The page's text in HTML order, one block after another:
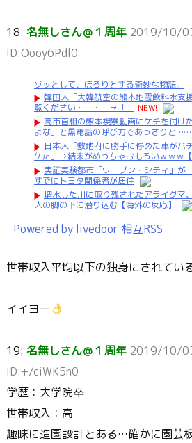
18: 名無しさん＠１周年 2019/10/
ID:Oooy6Pdl0
ゾッとして、ほろりとする奇妙な物語。
韓国人「大韓航空の熊本地震飲料水支
覧ください・・・」→「」
NEW!
高市首相の熊本視察動画にケチを付け
よな」と黒電話の呼び方であっさりと……
日本人「敷地内に勝手に停めた車がバ
ケた」→結末がめっちゃおもろいｗｗｗ【
実証実験都市「ウーブン・シティ」が
すでにトヨタ関係者が居住
増水した川に取り残されたアライグマ
人の脚の下に潜り込む【海外の反応】
Powered by livedoor 相互RSS
世帯収入平均以下の独身にされてい
イイヨー
19: 名無しさん＠１周年 2019/10/
ID:+/ciWK5n0
学歴：大学院卒
世帯収入：高
趣味に造園設計とある…確かに園芸